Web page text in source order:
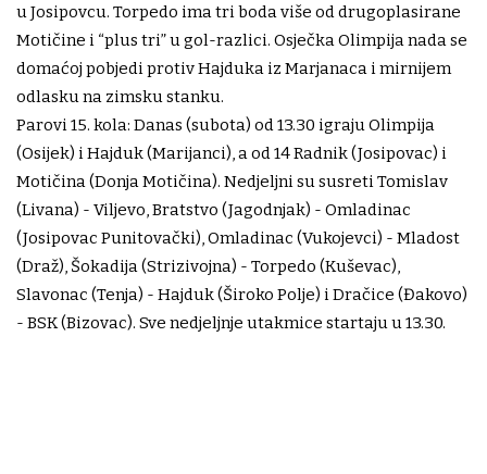
u Josipovcu. Torpedo ima tri boda više od drugoplasirane
Motičine i “plus tri” u gol-razlici. Osječka Olimpija nada se
domaćoj pobjedi protiv Hajduka iz Marjanaca i mirnijem
odlasku na zimsku stanku.
Parovi 15. kola: Danas (subota) od 13.30 igraju Olimpija
(Osijek) i Hajduk (Marijanci), a od 14 Radnik (Josipovac) i
Motičina (Donja Motičina). Nedjeljni su susreti Tomislav
(Livana) - Viljevo, Bratstvo (Jagodnjak) - Omladinac
(Josipovac Punitovački), Omladinac (Vukojevci) - Mladost
(Draž), Šokadija (Strizivojna) - Torpedo (Kuševac),
Slavonac (Tenja) - Hajduk (Široko Polje) i Dračice (Đakovo)
- BSK (Bizovac). Sve nedjeljnje utakmice startaju u 13.30.